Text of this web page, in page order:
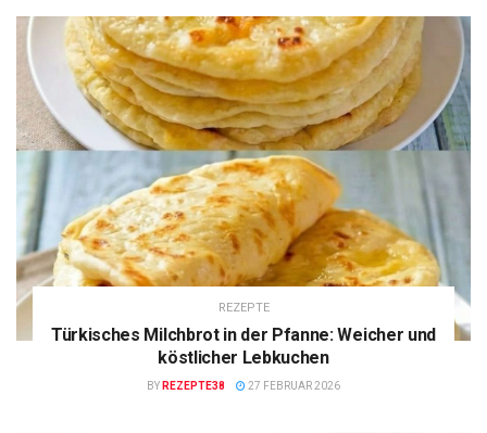
REZEPTE
Türkisches Milchbrot in der Pfanne: Weicher und
köstlicher Lebkuchen
BY REZEPTE38 27 FEBRUAR 2026